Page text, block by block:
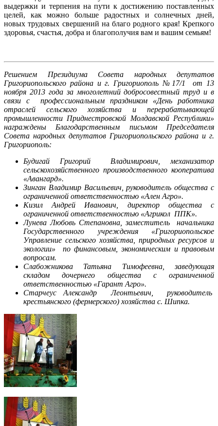
выдержки и терпения на пути к достижению поставленных
целей, как можно больше радостных и солнечных дней,
новых трудовых свершений на благо родного края! Крепкого
здоровья, счастья, добра и благополучия вам и вашим семьям!
Решением Президиума Совета народных депутатов
Григориопольского района и г. Григориополь №17/1 от 13
ноября 2013 года за многолетний добросовестный труд и в
связи с профессиональным праздником «День работника
отраслей сельского хозяйства и перерабатывающей
промышленности Приднестровской Молдавской Республики»
награждены Благодарственным письмом Председателя
Совета народных депутатов Григориопольского района и г.
Григориополь:
Будигай Григорий Владимирович, механизатор
сельскохозяйственного производственного кооператива
«Авангард».
Зинган Владимир Васильевич, руководитель общества с
ограниченной ответственностью «Ален Агро».
Кизил Андрей Иванович, директор общества с
ограниченной ответственностью «Агрикол ППК».
Лунева Любовь Степановна, заместитель начальника
Государственного учреждения «Григориопольское
Управление сельского хозяйства, природных ресурсов и
экологии» по финансовым, экономическим и правовым
вопросам.
Слабожникова Татьяна Тимофеевна, заведующая
складом дочернего общества с ограниченной
ответственностью «Гарант Агро».
Старчеус Александр Леонтьевич, руководитель
крестьянского (фермерского) хозяйства с. Шипка.